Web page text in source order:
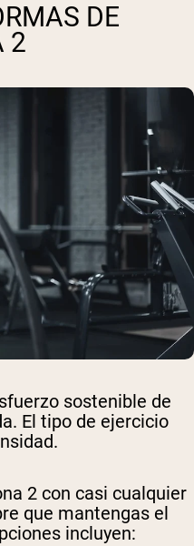
DE
2
sostenible de
El tipo de ejercicio
2 con casi cualquier
que mantengas el
incluyen: